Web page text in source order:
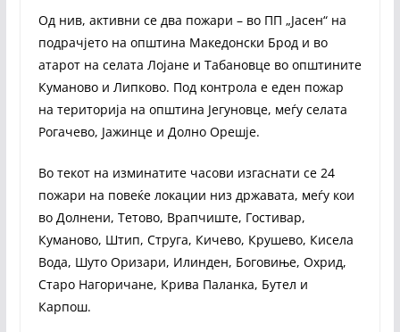
Од нив, активни се два пожари – во ПП „Јасен“ на
подрачјето на општина Македонски Брод и во
атарот на селата Лојане и Табановце во општините
Куманово и Липково. Под контрола е еден пожар
на територија на општина Јегуновце, меѓу селата
Рогачево, Јажинце и Долно Орешје.
Во текот на изминатите часови изгаснати се 24
пожари на повеќе локации низ државата, меѓу кои
во Долнени, Тетово, Врапчиште, Гостивар,
Куманово, Штип, Струга, Кичево, Крушево, Кисела
Вода, Шуто Оризари, Илинден, Боговиње, Охрид,
Старо Нагоричане, Крива Паланка, Бутел и
Карпош.